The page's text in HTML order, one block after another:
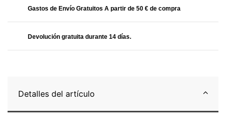
Gastos de Envío Gratuitos A partir de 50 € de compra
Devolución gratuita durante 14 días.
Detalles del artículo